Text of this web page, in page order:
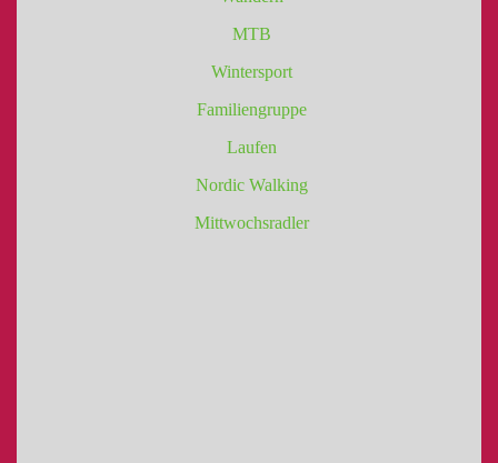
MTB
Wintersport
Familiengruppe
Laufen
Nordic Walking
Mittwochsradler